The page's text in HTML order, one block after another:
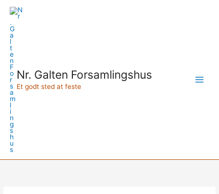
indholdet
Nr. Galten Forsamlingshus
Et godt sted at feste